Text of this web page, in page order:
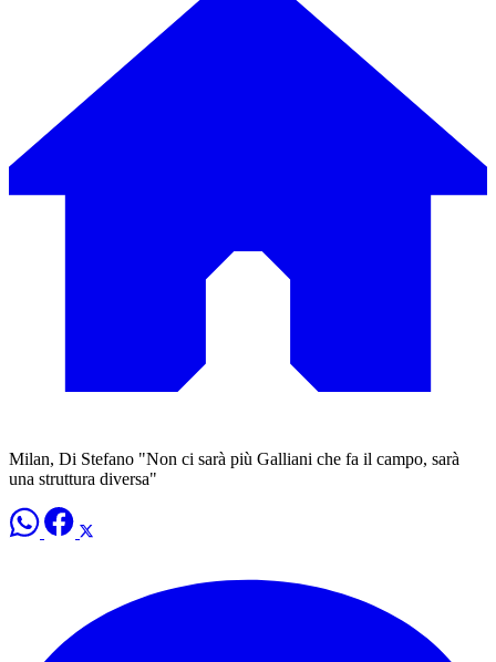
Milan, Di Stefano "Non ci sarà più Galliani che fa il campo, sarà
una struttura diversa"